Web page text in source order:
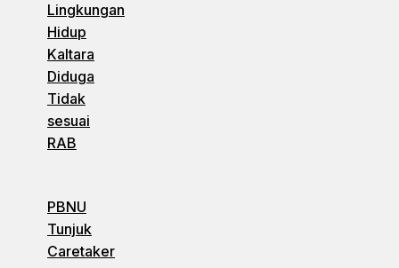
Lingkungan
Hidup
Kaltara
Diduga
Tidak
sesuai
RAB
PBNU
Tunjuk
Caretaker